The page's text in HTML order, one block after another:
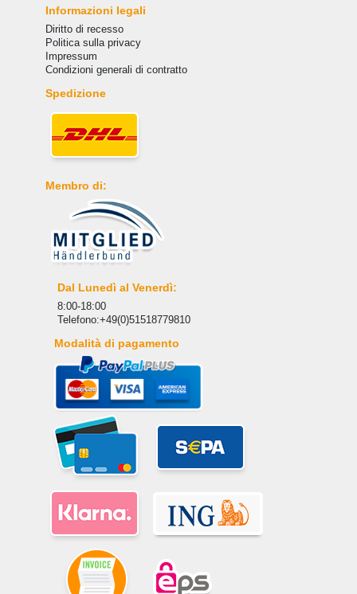
Informazioni legali
Diritto di recesso
Politica sulla privacy
Impressum
Condizioni generali di contratto
Spedizione
Membro di:
Dal Lunedì al Venerdì:
8:00-18:00
Telefono:+49(0)51518779810
Modalità di pagamento